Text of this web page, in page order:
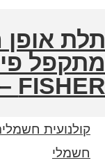
תלת
מתקפל
FISHER – חדש!!
קולנועית
חשמלי